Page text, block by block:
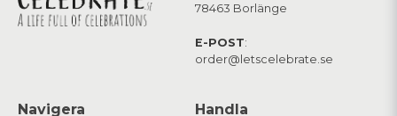
78463 Borlänge
E-POST:
order@letscelebrate.se
Navigera Handla